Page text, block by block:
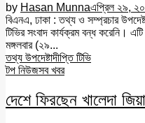
by Hasan Munnaএপ্রিল ২৯,
বিএনএ, ঢাকা : তথ্য ও সম্প্রচার
টিভির সংবাদ কার্যক্রম বন্ধ করেনি।
মঙ্গলবার (২৯...
তথ্য উপদেষ্টাদীপ্তি টিভি
টপ নিউজসব খবর
দেশে ফিরছেন খালেদা